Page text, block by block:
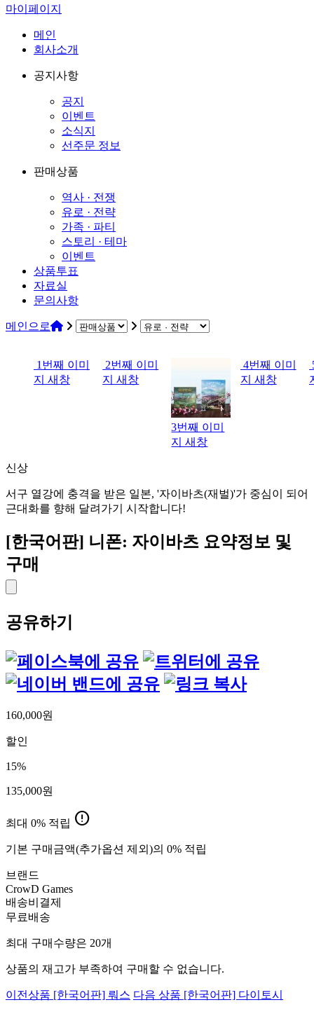
마이페이지
메인
회사소개
공지사항
공지
이벤트
소식지
선주문 정보
판매상품
역사 · 전쟁
유로 · 전략
가족 · 파티
스토리 · 테마
이벤트
상품투표
자료실
문의사항
메인으로
1번째 이미
지 새창
2번째 이미
지 새창
3번째 이미
지 새창
4번째 이미
지 새창
신상
서구 열강에 충격을 받은 일본, '자이바츠(재벌)'가 중심이 되어
근대화를 향해 달려가기 시작합니다!
[한국어판] 니폰: 자이바츠 요약정보 및
구매
공유하기
160,000원
할인
15%
135,000원
최대 0% 적립 error
기본 구매금액(추가옵션 제외)의 0% 적립
브랜드
CrowD Games
배송비결제
무료배송
최대 구매수량은 20개
상품의 재고가 부족하여 구매할 수 없습니다.
이전상품 [한국어판] 뤄스 다음 상품 [한국어판] 다이토시